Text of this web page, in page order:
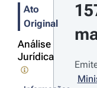
Ato
Original
Análise
Jurídica